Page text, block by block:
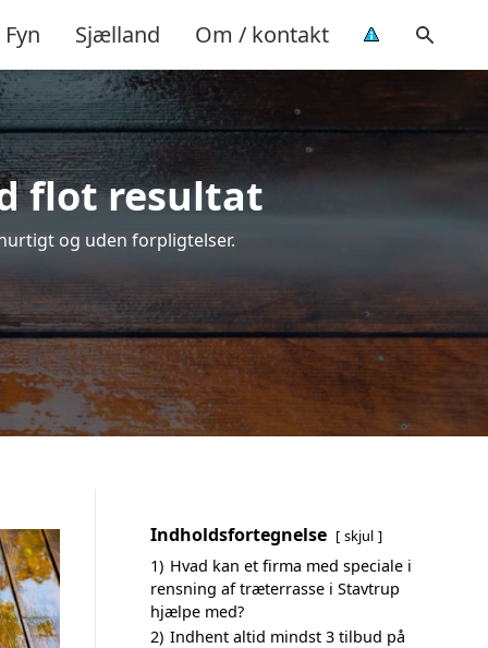
Fyn Sjælland Om / kontakt
flot resultat
og uden forpligtelser.
Indholdsfortegnelse skjul
1) Hvad kan et firma med speciale i
rensning af træterrasse i Stavtrup
hjælpe med?
2) Indhent altid mindst 3 tilbud på